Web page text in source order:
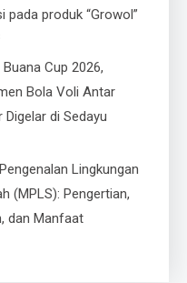
pada produk “Growol”
Cup 2026,
Bola Voli Antar
Digelar di Sedayu
Lingkungan
(MPLS): Pengertian,
dan Manfaat